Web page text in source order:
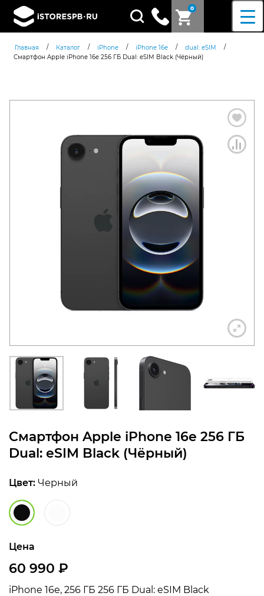
0
Поиск
товаров
Главная / Каталог / iPhone / iPhone 16e / dual: eSIM
/
Смартфон Apple iPhone 16e 256 ГБ Dual: eSIM Black (Чёрный)
Смартфон Apple iPhone 16e 256 ГБ
Dual: eSIM Black (Чёрный)
Цвет: Черный
Цена
60 990 ₽
iPhone 16e, 256 ГБ 256 ГБ Dual: eSIM Black
Согласен cполитикой
конфиденциальности
+7 812 318-40-14
(c 10:00 до 21:00, без
выходных)